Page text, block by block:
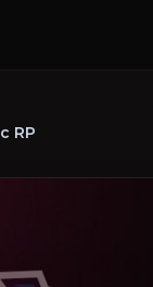
RP